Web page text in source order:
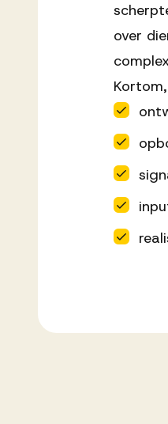
over